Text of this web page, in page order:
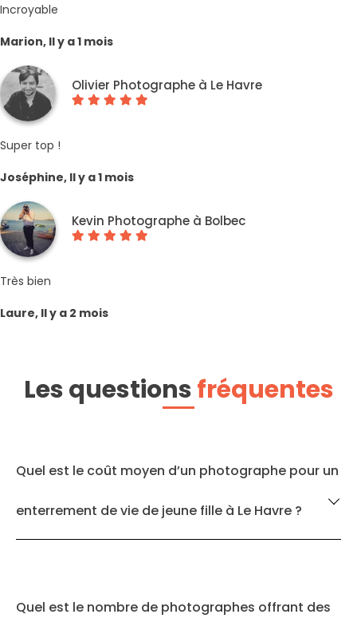
Incroyable
Marion, Il y a 1 mois
Olivier Photographe à Le Havre
Super top !
Joséphine, Il y a 1 mois
Kevin Photographe à Bolbec
Très bien
Laure, Il y a 2 mois
Les questionsfréquentes
Quel est le coût moyen d’un photographe pour un
enterrement de vie de jeune fille à Le Havre ?
Quel est le nombre de photographes offrant des